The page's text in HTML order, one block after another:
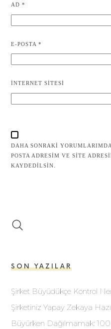
AD*
E-POSTA*
İNTERNET SITESI
DAHA SONRAKI
POSTA ADRESIM VE SITE
KAYDEDILSIN.
SON YAZILAR
Şirket Büyüdükçe Kontrol
Şirketiniz Yapay Zekaya
Büyürken Dağılmamak: